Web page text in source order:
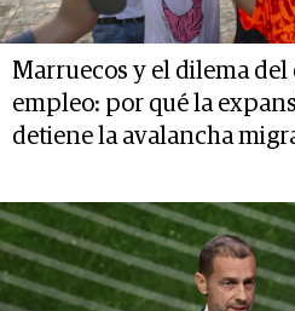
Marruecos y el dilema
empleo: por qué la
detiene la avalancha